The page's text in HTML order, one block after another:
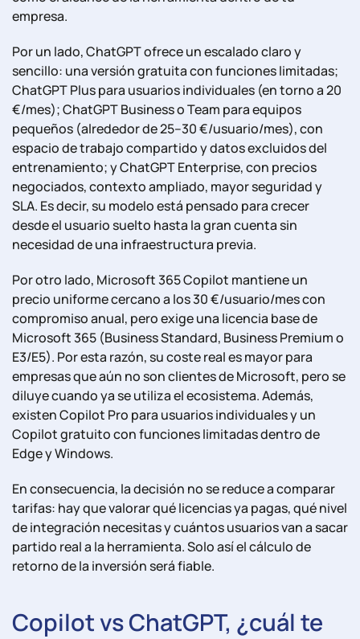
empresa.
Por un lado, ChatGPT ofrece un escalado claro y
sencillo: una versión gratuita con funciones limitadas;
ChatGPT Plus para usuarios individuales (en torno a 20
€/mes); ChatGPT Business o Team para equipos
pequeños (alrededor de 25–30 €/usuario/mes), con
espacio de trabajo compartido y datos excluidos del
entrenamiento; y ChatGPT Enterprise, con precios
negociados, contexto ampliado, mayor seguridad y
SLA. Es decir, su modelo está pensado para crecer
desde el usuario suelto hasta la gran cuenta sin
necesidad de una infraestructura previa.
Por otro lado, Microsoft 365 Copilot mantiene un
precio uniforme cercano a los 30 €/usuario/mes con
compromiso anual, pero exige una licencia base de
Microsoft 365 (Business Standard, Business Premium o
E3/E5). Por esta razón, su coste real es mayor para
empresas que aún no son clientes de Microsoft, pero se
diluye cuando ya se utiliza el ecosistema. Además,
existen Copilot Pro para usuarios individuales y un
Copilot gratuito con funciones limitadas dentro de
Edge y Windows.
En consecuencia, la decisión no se reduce a comparar
tarifas: hay que valorar qué licencias ya pagas, qué nivel
de integración necesitas y cuántos usuarios van a sacar
partido real a la herramienta. Solo así el cálculo de
retorno de la inversión será fiable.
Copilot vs ChatGPT, ¿cuál te